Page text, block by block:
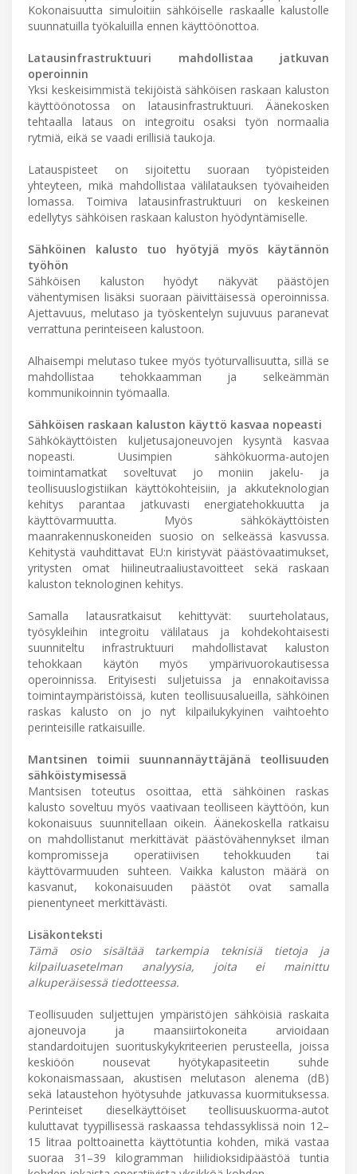
Kokonaisuutta simuloitiin sähköiselle raskaalle kalustolle
suunnatuilla työkaluilla ennen käyttöönottoa.
Latausinfrastruktuuri mahdollistaa jatkuvan
operoinnin
Yksi keskeisimmistä tekijöistä sähköisen raskaan kaluston
käyttöönotossa on latausinfrastruktuuri. Äänekosken
tehtaalla lataus on integroitu osaksi työn normaalia
rytmiä, eikä se vaadi erillisiä taukoja.
Latauspisteet on sijoitettu suoraan työpisteiden
yhteyteen, mikä mahdollistaa välilatauksen työvaiheiden
lomassa. Toimiva latausinfrastruktuuri on keskeinen
edellytys sähköisen raskaan kaluston hyödyntämiselle.
Sähköinen kalusto tuo hyötyjä myös käytännön
työhön
Sähköisen kaluston hyödyt näkyvät päästöjen
vähentymisen lisäksi suoraan päivittäisessä operoinnissa.
Ajettavuus, melutaso ja työskentelyn sujuvuus paranevat
verrattuna perinteiseen kalustoon.
Alhaisempi melutaso tukee myös työturvallisuutta, sillä se
mahdollistaa tehokkaamman ja selkeämmän
kommunikoinnin työmaalla.
Sähköisen raskaan kaluston käyttö kasvaa nopeasti
Sähkökäyttöisten kuljetusajoneuvojen kysyntä kasvaa
nopeasti. Uusimpien sähkökuorma-autojen
toimintamatkat soveltuvat jo moniin jakelu- ja
teollisuuslogistiikan käyttökohteisiin, ja akkuteknologian
kehitys parantaa jatkuvasti energiatehokkuutta ja
käyttövarmuutta. Myös sähkökäyttöisten
maanrakennuskoneiden suosio on selkeässä kasvussa.
Kehitystä vauhdittavat EU:n kiristyvät päästövaatimukset,
yritysten omat hiilineutraaliustavoitteet sekä raskaan
kaluston teknologinen kehitys.
Samalla latausratkaisut kehittyvät: suurteholataus,
työsykleihin integroitu välilataus ja kohdekohtaisesti
suunniteltu infrastruktuuri mahdollistavat kaluston
tehokkaan käytön myös ympärivuorokautisessa
operoinnissa. Erityisesti suljetuissa ja ennakoitavissa
toimintaympäristöissä, kuten teollisuusalueilla, sähköinen
raskas kalusto on jo nyt kilpailukykyinen vaihtoehto
perinteisille ratkaisuille.
Mantsinen toimii suunnannäyttäjänä teollisuuden
sähköistymisessä
Mantsisen toteutus osoittaa, että sähköinen raskas
kalusto soveltuu myös vaativaan teolliseen käyttöön, kun
kokonaisuus suunnitellaan oikein. Äänekoskella ratkaisu
on mahdollistanut merkittävät päästövähennykset ilman
kompromisseja operatiivisen tehokkuuden tai
käyttövarmuuden suhteen. Vaikka kaluston määrä on
kasvanut, kokonaisuuden päästöt ovat samalla
pienentyneet merkittävästi.
Lisäkonteksti
Tämä osio sisältää tarkempia teknisiä tietoja ja
kilpailuasetelman analyysia, joita ei mainittu
alkuperäisessä tiedotteessa.
Teollisuuden suljettujen ympäristöjen sähköisiä raskaita
ajoneuvoja ja maansiirtokoneita arvioidaan
standardoitujen suorituskykykriteerien perusteella, joissa
keskiöön nousevat hyötykapasiteetin suhde
kokonaismassaan, akustisen melutason alenema (dB)
sekä lataustehon hyötysuhde jatkuvassa kuormituksessa.
Perinteiset dieselkäyttöiset teollisuuskuorma-autot
kuluttavat tyypillisessä raskaassa tehdassyklissä noin 12–
15 litraa polttoainetta käyttötuntia kohden, mikä vastaa
suoraa 31–39 kilogramman hiilidioksidipäästöä tuntia